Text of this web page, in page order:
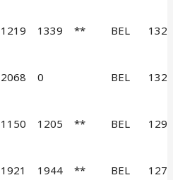
1219 1339 ** BEL 132
2068 0 BEL 132
1150 1205 ** BEL 129
1921 1944 ** BEL 127